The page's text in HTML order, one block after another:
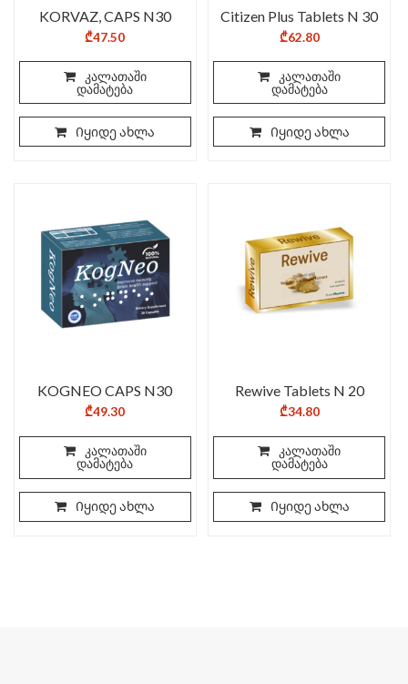
KORVAZ, CAPS N30
₾47.50
კალათაში
დამატება
Იყიდე ახლა
Citizen Plus Tablets N 30
₾62.80
კალათაში
დამატება
Იყიდე ახლა
KOGNEO CAPS N30
₾49.30
კალათაში
დამატება
Იყიდე ახლა
Rewive Tablets N 20
₾34.80
კალათაში
დამატება
Იყიდე ახლა